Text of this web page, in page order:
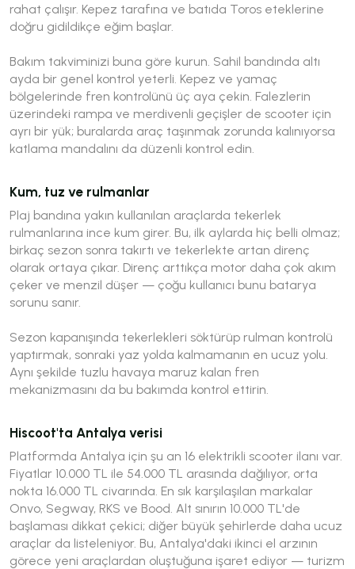
rahat çalışır. Kepez tarafına ve batıda Toros eteklerine
doğru gidildikçe eğim başlar.
Bakım takviminizi buna göre kurun. Sahil bandında altı
ayda bir genel kontrol yeterli. Kepez ve yamaç
bölgelerinde fren kontrolünü üç aya çekin. Falezlerin
üzerindeki rampa ve merdivenli geçişler de scooter için
ayrı bir yük; buralarda araç taşınmak zorunda kalınıyorsa
katlama mandalını da düzenli kontrol edin.
Kum, tuz ve rulmanlar
Plaj bandına yakın kullanılan araçlarda tekerlek
rulmanlarına ince kum girer. Bu, ilk aylarda hiç belli olmaz;
birkaç sezon sonra takırtı ve tekerlekte artan direnç
olarak ortaya çıkar. Direnç arttıkça motor daha çok akım
çeker ve menzil düşer — çoğu kullanıcı bunu batarya
sorunu sanır.
Sezon kapanışında tekerlekleri söktürüp rulman kontrolü
yaptırmak, sonraki yaz yolda kalmamanın en ucuz yolu.
Aynı şekilde tuzlu havaya maruz kalan fren
mekanizmasını da bu bakımda kontrol ettirin.
Hiscoot'ta Antalya verisi
Platformda Antalya için şu an 16 elektrikli scooter ilanı var.
Fiyatlar 10.000 TL ile 54.000 TL arasında dağılıyor, orta
nokta 16.000 TL civarında. En sık karşılaşılan markalar
Onvo, Segway, RKS ve Bood. Alt sınırın 10.000 TL'de
başlaması dikkat çekici; diğer büyük şehirlerde daha ucuz
araçlar da listeleniyor. Bu, Antalya'daki ikinci el arzının
görece yeni araçlardan oluştuğuna işaret ediyor — turizm